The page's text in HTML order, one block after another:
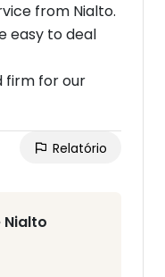
from Nialto.
easy to deal
firm for our
Relatório
Nialto